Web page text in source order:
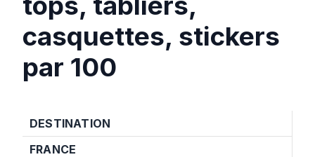
casquettes, stickers
par 100
DESTINATION
FRANCE